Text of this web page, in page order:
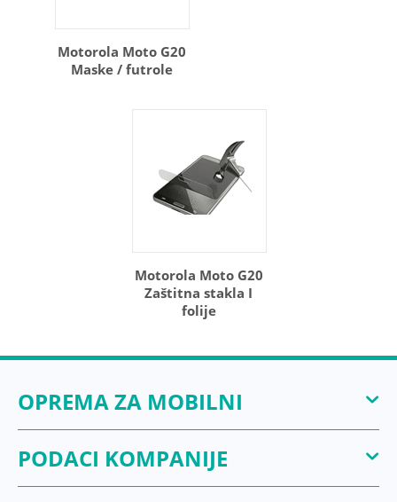
Motorola Moto G20
Maske / futrole
Motorola Moto G20
Zaštitna stakla I
folije
OPREMA ZA MOBILNI
PODACI KOMPANIJE